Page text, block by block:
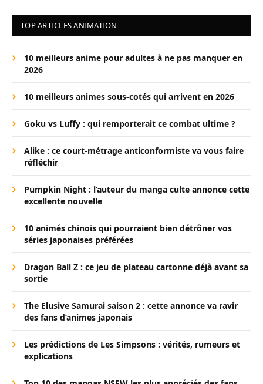
TOP ARTICLES ANIMATION
10 meilleurs anime pour adultes à ne pas manquer en
2026
10 meilleurs animes sous-cotés qui arrivent en 2026
Goku vs Luffy : qui remporterait ce combat ultime ?
Alike : ce court-métrage anticonformiste va vous faire
réfléchir
Pumpkin Night : l’auteur du manga culte annonce cette
excellente nouvelle
10 animés chinois qui pourraient bien détrôner vos
séries japonaises préférées
Dragon Ball Z : ce jeu de plateau cartonne déjà avant sa
sortie
The Elusive Samurai saison 2 : cette annonce va ravir
des fans d’animes japonais
Les prédictions de Les Simpsons : vérités, rumeurs et
explications